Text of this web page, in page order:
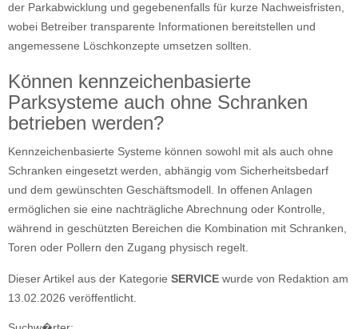
der Parkabwicklung und gegebenenfalls für kurze Nachweisfristen,
wobei Betreiber transparente Informationen bereitstellen und
angemessene Löschkonzepte umsetzen sollten.
Können kennzeichenbasierte
Parksysteme auch ohne Schranken
betrieben werden?
Kennzeichenbasierte Systeme können sowohl mit als auch ohne
Schranken eingesetzt werden, abhängig vom Sicherheitsbedarf
und dem gewünschten Geschäftsmodell. In offenen Anlagen
ermöglichen sie eine nachträgliche Abrechnung oder Kontrolle,
während in geschützten Bereichen die Kombination mit Schranken,
Toren oder Pollern den Zugang physisch regelt.
Dieser Artikel aus der Kategorie SERVICE wurde von Redaktion am
13.02.2026 veröffentlicht.